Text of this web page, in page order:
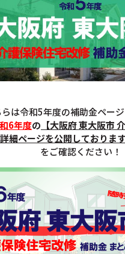
らは令和5年度の補助金ページ
6年度の 【大阪府 東大阪市
細ページを公開しておりま
をご確認ください！